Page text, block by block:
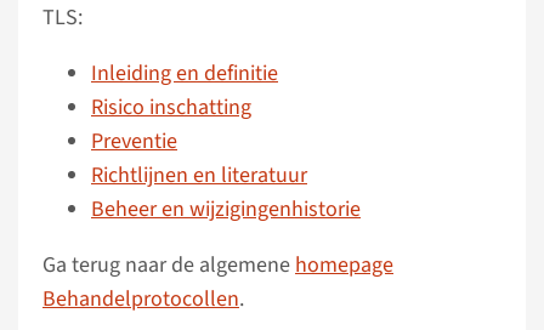
TLS:
Inleiding en definitie
Risico inschatting
Preventie
Richtlijnen en literatuur
Beheer en wijzigingenhistorie
Ga terug naar de algemenehomepage
Behandelprotocollen.